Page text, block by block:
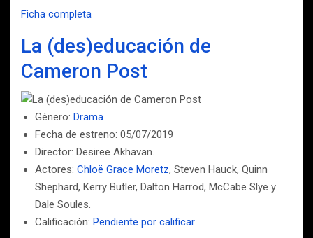
Ficha completa
La (des)educación de
Cameron Post
Género: Drama
Fecha de estreno: 05/07/2019
Director: Desiree Akhavan.
Actores: Chloë Grace Moretz, Steven Hauck, Quinn
Shephard, Kerry Butler, Dalton Harrod, McCabe Slye y
Dale Soules.
Calificación: Pendiente por calificar